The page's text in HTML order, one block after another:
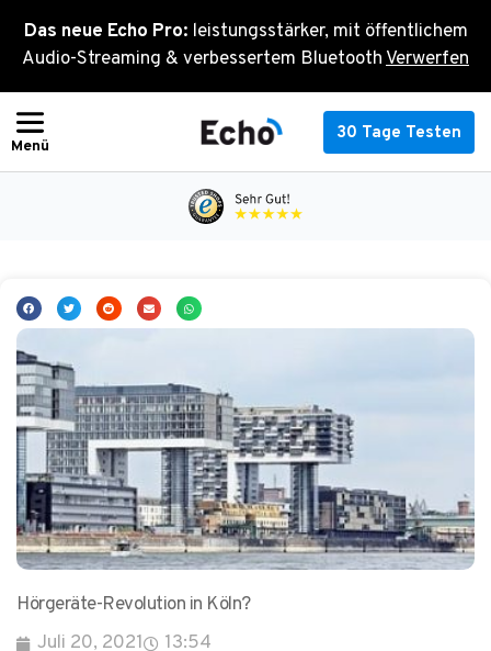
Das neue Echo Pro: leistungsstärker, mit öffentlichem
Audio-Streaming & verbessertem BluetoothVerwerfen
Inhalt
springen
30 Tage Testen
Hörgeräte-Revolution in Köln?
Juli 20, 2021
13:54